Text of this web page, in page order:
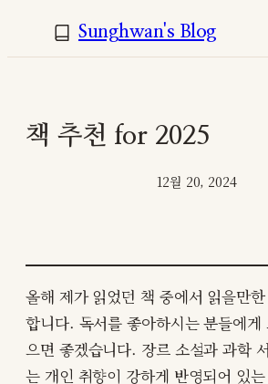
Sunghwan's Blog
책 추천 for 2025
12월 20, 2024
올해 제가 읽었던 책 중에서 읽을만
합니다. 독서를 좋아하시는 분들에게
으면 좋겠습니다. 장르 소설과 과학
는 개인 취향이 강하게 반영되어 있